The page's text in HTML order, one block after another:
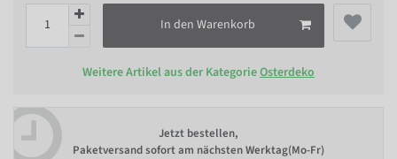
In den Warenkorb
Weitere Artikel aus der KategorieOsterdeko
Jetzt bestellen,
Paketversand sofort am nächsten Werktag(Mo-Fr)